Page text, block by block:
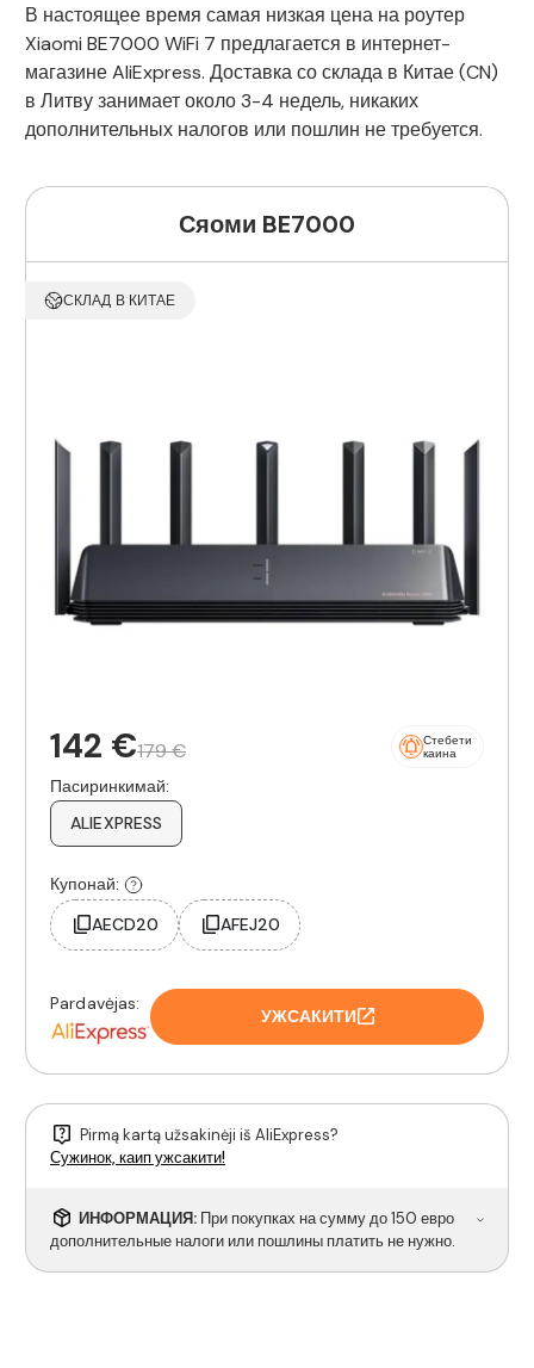
В настоящее время самая низкая цена на роутер
Xiaomi BE7000 WiFi 7 предлагается в интернет-
магазине AliExpress. Доставка со склада в Китае (CN)
в Литву занимает около 3-4 недель, никаких
дополнительных налогов или пошлин не требуется.
Сяоми BE7000
СКЛАД В КИТАЕ
142 €179 €
Стебети
каина
Пасиринкимай:
ALIEXPRESS
Купонай:
AECD20
AFEJ20
Pardavėjas:
УЖСАКИТИ
Pirmą kartą užsakinėji iš AliExpress?
Сужинок, каип ужсакити!
ИНФОРМАЦИЯ: При покупках на сумму до 150 евро
дополнительные налоги или пошлины платить не нужно.